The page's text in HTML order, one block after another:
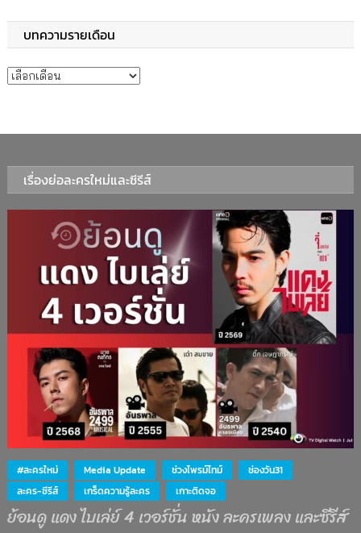
บทความรายเดือน
บทความรายเดือน
เรื่องย่อละครใหม่และซีรีส์
#ละครใหม่ Media Update ช่วงไพรม์ไทม์
ช่องวัน31
ละคร-ซีรีส์
เกร็ดความรู้ละคร เกาะติดจอ
ย้อนดู แดง ไบเล่ย์ 4 เวอร์ชั่น หนัง ละครเพลง และซีรีส์